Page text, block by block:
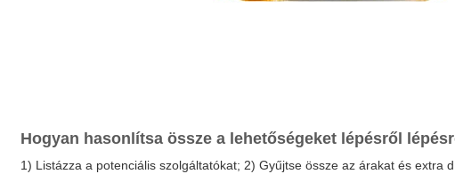
Hogyan hasonlítsa össze a lehetőségeket lépésről
1) Listázza a potenciális szolgáltatókat; 2) Gyűjtse össze az árakat és